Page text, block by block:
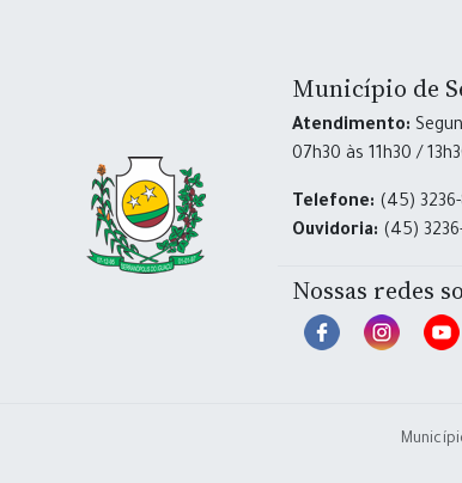
Município de
Atendimento:
07h30 às 11h30 /
Telefone: (45)
Ouvidoria: (45)
Nossas redes